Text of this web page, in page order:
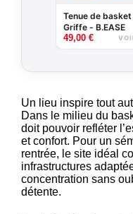
Tenue de
Griffe - B.EASE
49,00 €
Un lieu inspire tout
Dans le milieu du
doit pouvoir refléter
et confort. Pour un
rentrée, le site idéal
infrastructures
concentration sans
détente.